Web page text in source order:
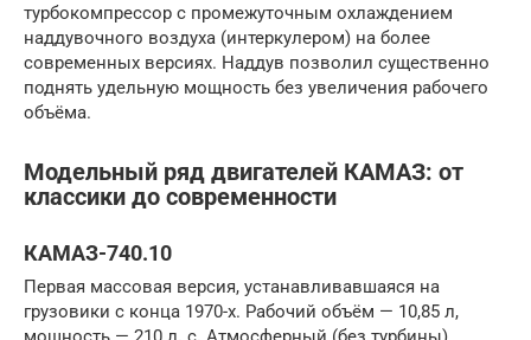
турбокомпрессор с промежуточным охлаждением
наддувочного воздуха (интеркулером) на более
современных версиях. Наддув позволил существенно
поднять удельную мощность без увеличения рабочего
объёма.
Модельный ряд двигателей КАМАЗ: от
классики до современности
КАМАЗ-740.10
Первая массовая версия, устанавливавшаяся на
грузовики с конца 1970-х. Рабочий объём — 10,85 л,